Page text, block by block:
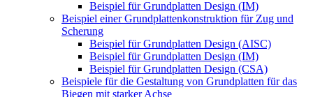
Beispiel für Grundplatten Design (IM)
Beispiel einer Grundplattenkonstruktion für Zug und
Scherung
Beispiel für Grundplatten Design (AISC)
Beispiel für Grundplatten Design (IM)
Beispiel für Grundplatten Design (CSA)
Beispiele für die Gestaltung von Grundplatten für das
Biegen mit starker Achse